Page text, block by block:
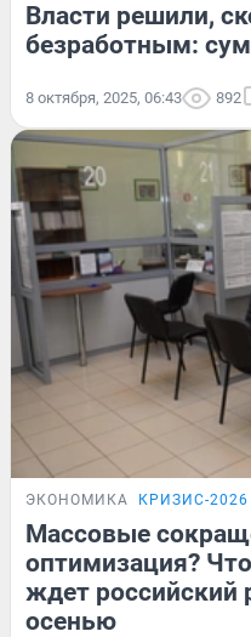
Власти решили,
безработным:
8 октября, 2025, 06:43 892
ЭКОНОМИКА КРИЗИС-2026
Массовые
оптимизация?
ждет российский
осенью